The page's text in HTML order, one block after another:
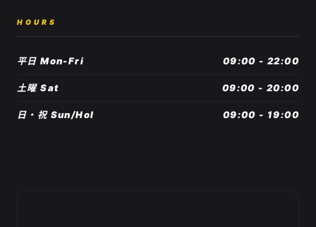
HOURS
平日 Mon-Fri 09:00 - 22:00
土曜 Sat 09:00 - 20:00
日・祝 Sun/Hol 09:00 - 19:00